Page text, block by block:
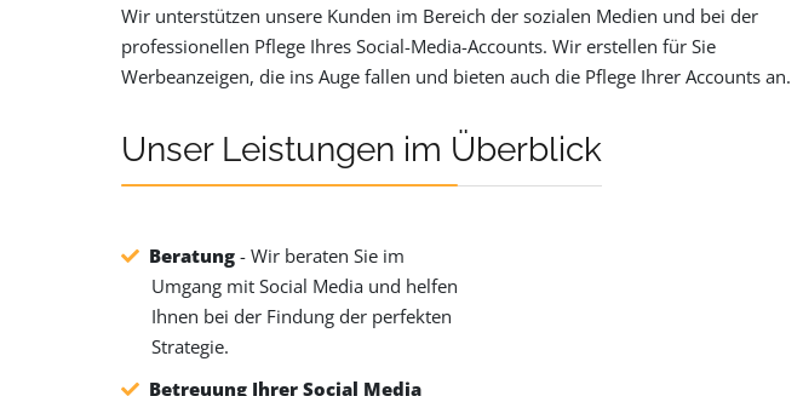
Wir unterstützen unsere Kunden im Bereich der sozialen Medien und bei der
professionellen Pflege Ihres Social-Media-Accounts. Wir erstellen für Sie
Werbeanzeigen, die ins Auge fallen und bieten auch die Pflege Ihrer Accounts an.
Unser Leistungen im Überblick
Beratung - Wir beraten Sie im
Umgang mit Social Media und helfen
Ihnen bei der Findung der perfekten
Strategie.
Betreuung Ihrer Social Media